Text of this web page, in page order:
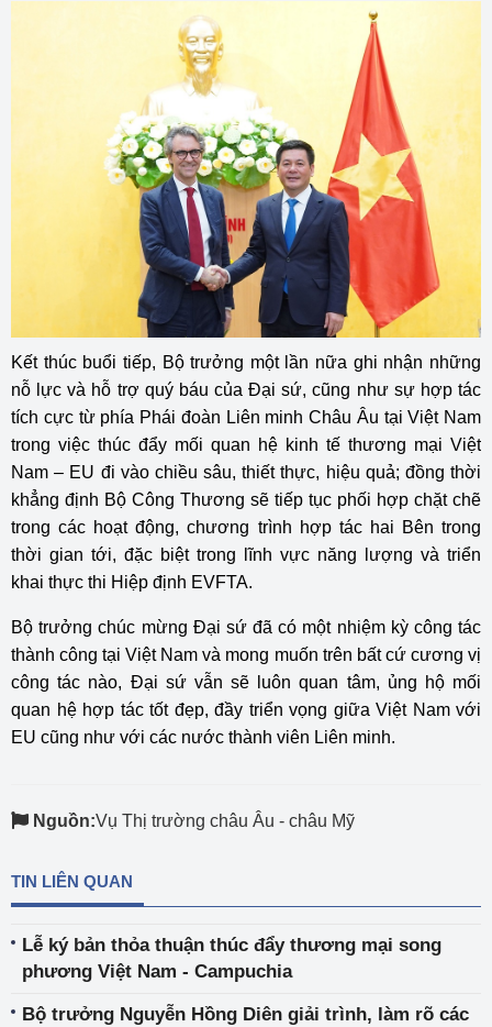
Kết thúc buổi tiếp, Bộ trưởng một lần nữa ghi nhận những
nỗ lực và hỗ trợ quý báu của Đại sứ, cũng như sự hợp tác
tích cực từ phía Phái đoàn Liên minh Châu Âu tại Việt Nam
trong việc thúc đẩy mối quan hệ kinh tế thương mại Việt
Nam – EU đi vào chiều sâu, thiết thực, hiệu quả; đồng thời
khẳng định Bộ Công Thương sẽ tiếp tục phối hợp chặt chẽ
trong các hoạt động, chương trình hợp tác hai Bên trong
thời gian tới, đặc biệt trong lĩnh vực năng lượng và triển
khai thực thi Hiệp định EVFTA.
Bộ trưởng chúc mừng Đại sứ đã có một nhiệm kỳ công tác
thành công tại Việt Nam và mong muốn trên bất cứ cương vị
công tác nào, Đại sứ vẫn sẽ luôn quan tâm, ủng hộ mối
quan hệ hợp tác tốt đẹp, đầy triển vọng giữa Việt Nam với
EU cũng như với các nước thành viên Liên minh.
Nguồn:Vụ Thị trường châu Âu - châu Mỹ
TIN LIÊN QUAN
Lễ ký bản thỏa thuận thúc đẩy thương mại song
phương Việt Nam - Campuchia
Bộ trưởng Nguyễn Hồng Diên giải trình, làm rõ các